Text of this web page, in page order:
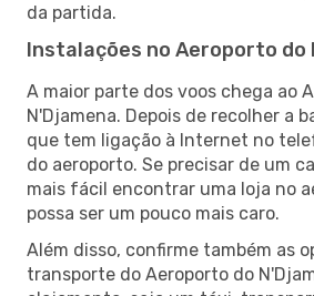
da partida.
Instalações no Aeroporto do
A maior parte dos voos chega ao
N'Djamena. Depois de recolher a
que tem ligação à Internet no
do aeroporto. Se precisar de um
mais fácil encontrar uma loja no
possa ser um pouco mais caro.
Além disso, confirme também as
transporte do Aeroporto do